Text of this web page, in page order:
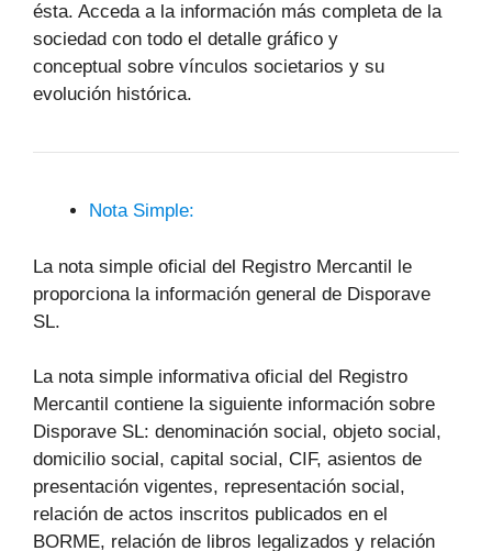
ésta. Acceda a la información más completa de la
sociedad con todo el detalle gráfico y
conceptual sobre vínculos societarios y su
evolución histórica.
Nota Simple:
La nota simple oficial del Registro Mercantil le
proporciona la información general de Disporave
SL.
La nota simple informativa oficial del Registro
Mercantil contiene la siguiente información sobre
Disporave SL: denominación social, objeto social,
domicilio social, capital social, CIF, asientos de
presentación vigentes, representación social,
relación de actos inscritos publicados en el
BORME, relación de libros legalizados y relación